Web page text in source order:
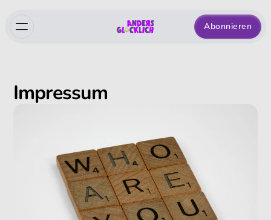
Abonnieren
Über Anders glücklich
Bücher
Impressum
Impressum